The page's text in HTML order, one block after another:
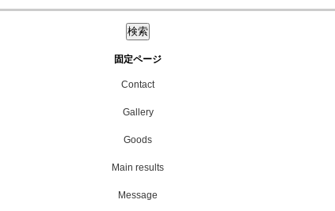
固定ページ
Contact
Gallery
Goods
Main results
Message